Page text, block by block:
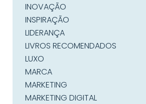
INOVAÇÃO
INSPIRAÇÃO
LIDERANÇA
LIVROS RECOMENDADOS
LUXO
MARCA
MARKETING
MARKETING DIGITAL